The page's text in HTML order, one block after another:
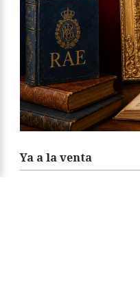
Ya a la venta